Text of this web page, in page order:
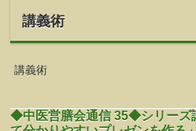
講義術
講義術
◆中医営膳会通信 35◆シリーズ